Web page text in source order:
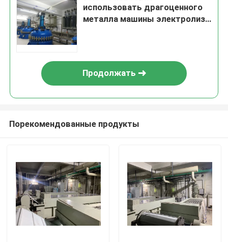
использовать драгоценного
металла машины электролиза
Продолжать
Порекомендованные продукты